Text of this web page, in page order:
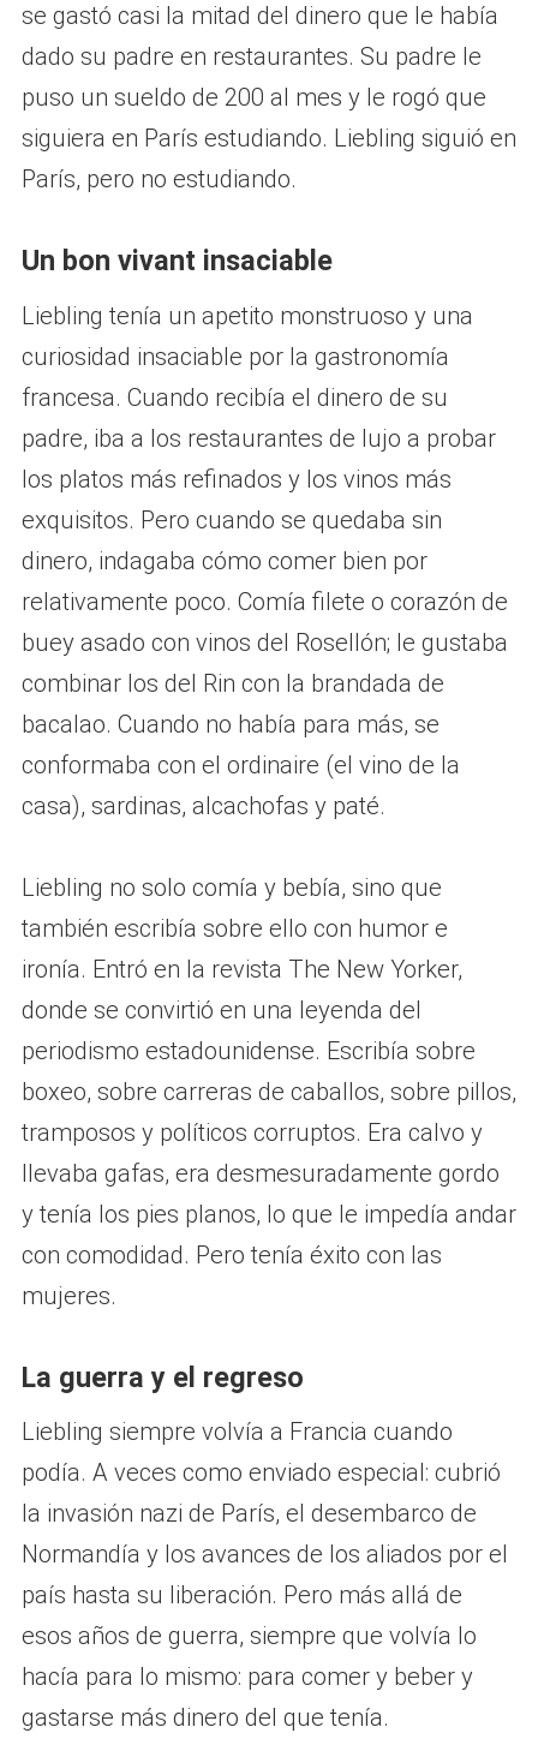
se gastó casi la mitad del dinero que le había
dado su padre en restaurantes. Su padre le
puso un sueldo de 200 al mes y le rogó que
siguiera en París estudiando. Liebling siguió en
París, pero no estudiando.
Un bon vivant insaciable
Liebling tenía un apetito monstruoso y una
curiosidad insaciable por la gastronomía
francesa. Cuando recibía el dinero de su
padre, iba a los restaurantes de lujo a probar
los platos más refinados y los vinos más
exquisitos. Pero cuando se quedaba sin
dinero, indagaba cómo comer bien por
relativamente poco. Comía filete o corazón de
buey asado con vinos del Rosellón; le gustaba
combinar los del Rin con la brandada de
bacalao. Cuando no había para más, se
conformaba con el ordinaire (el vino de la
casa), sardinas, alcachofas y paté.
Liebling no solo comía y bebía, sino que
también escribía sobre ello con humor e
ironía. Entró en la revista The New Yorker,
donde se convirtió en una leyenda del
periodismo estadounidense. Escribía sobre
boxeo, sobre carreras de caballos, sobre pillos,
tramposos y políticos corruptos. Era calvo y
llevaba gafas, era desmesuradamente gordo
y tenía los pies planos, lo que le impedía andar
con comodidad. Pero tenía éxito con las
mujeres.
La guerra y el regreso
Liebling siempre volvía a Francia cuando
podía. A veces como enviado especial: cubrió
la invasión nazi de París, el desembarco de
Normandía y los avances de los aliados por el
país hasta su liberación. Pero más allá de
esos años de guerra, siempre que volvía lo
hacía para lo mismo: para comer y beber y
gastarse más dinero del que tenía.